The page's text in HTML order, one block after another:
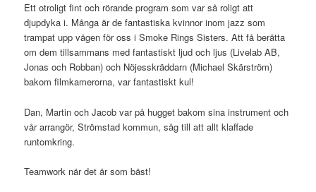
Ett otroligt fint och rörande program som var så roligt att
djupdyka i. Många är de fantastiska kvinnor inom jazz som
trampat upp vägen för oss i Smoke Rings Sisters. Att få berätta
om dem tillsammans med fantastiskt ljud och ljus (Livelab AB,
Jonas och Robban) och Nöjesskräddarn (Michael Skärström)
bakom filmkamerorna, var fantastiskt kul!
Dan, Martin och Jacob var på hugget bakom sina instrument och
vår arrangör, Strömstad kommun, såg till att allt klaffade
runtomkring.
Teamwork när det är som bäst!